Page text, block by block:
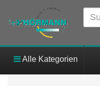
Alle Kategorien